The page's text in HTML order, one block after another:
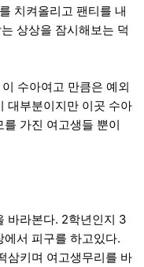
치켜올리고 팬티를 내
상상을 잠시해보는 덕
수아여고 만큼은 예외
대부분이지만 이곳 수아
가진 여고생들 뿐이
바라본다. 2학년인지 3
서 피구를 하고있다.
삼키며 여고생무리를 바